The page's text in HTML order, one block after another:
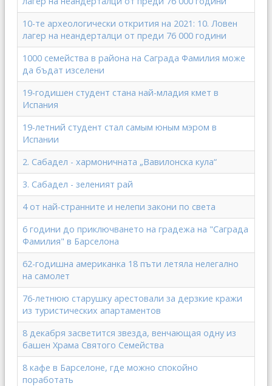
10-те археологически открития на 2021: 10. Ловен
лагер на неандерталци от преди 76 000 години
1000 семейства в района на Саграда Фамилия може
да бъдат изселени
19-годишен студент стана най-младия кмет в
Испания
19-летний студент стал самым юным мэром в
Испании
2. Сабадел - хармоничната „Вавилонска кула“
3. Сабадел - зеленият рай
4 от най-странните и нелепи закони по света
6 години до приключването на градежа на "Саграда
Фамилия" в Барселона
62-годишна американка 18 пъти летяла нелегално
на самолет
76-летнюю старушку арестовали за дерзкие кражи
из туристических апартаментов
8 декабря засветится звезда, венчающая одну из
башен Храма Святого Семейства
8 кафе в Барселоне, где можно спокойно
поработать